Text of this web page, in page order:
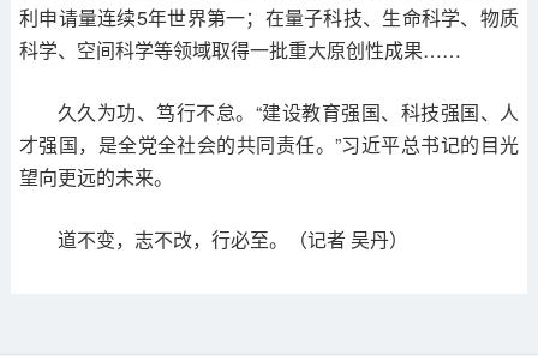
利申请量连续5年世界第一；在量子科技、生命科学、物质
科学、空间科学等领域取得一批重大原创性成果……
久久为功、笃行不怠。“建设教育强国、科技强国、人
才强国，是全党全社会的共同责任。”习近平总书记的目光
望向更远的未来。
道不变，志不改，行必至。（记者 吴丹）